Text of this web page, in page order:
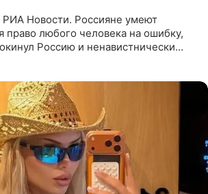
Новости. Россияне умеют
право любого человека на ошибку,
Россию и ненавистнически